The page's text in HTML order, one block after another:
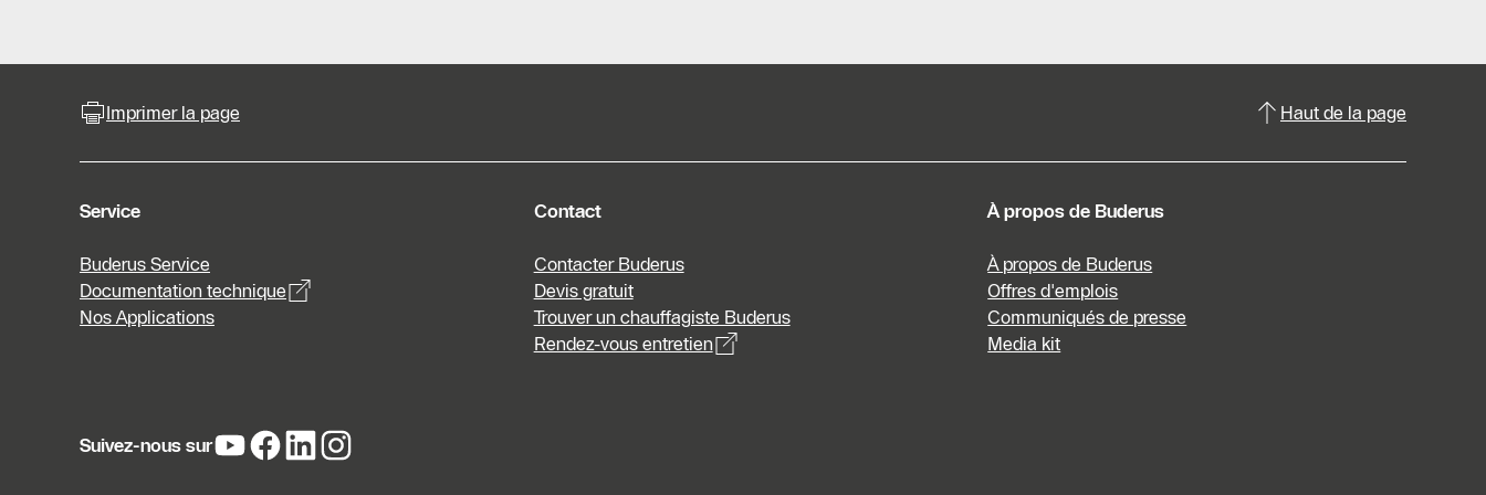
Imprimer la page Haut de la page
Service
Buderus Service
Documentation technique
Nos Applications
Contact
Contacter Buderus
Devis gratuit
Trouver un chauffagiste Buderus
Rendez-vous entretien
À propos de Buderus
À propos de Buderus
Offres d'emplois
Communiqués de presse
Media kit
Suivez-nous sur